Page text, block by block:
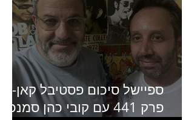
ספיישל סיכום פסטיבל קאן-
פרק 441 עם קובי כהן